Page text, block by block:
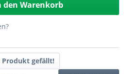
den Warenkorb
Produkt gefällt!